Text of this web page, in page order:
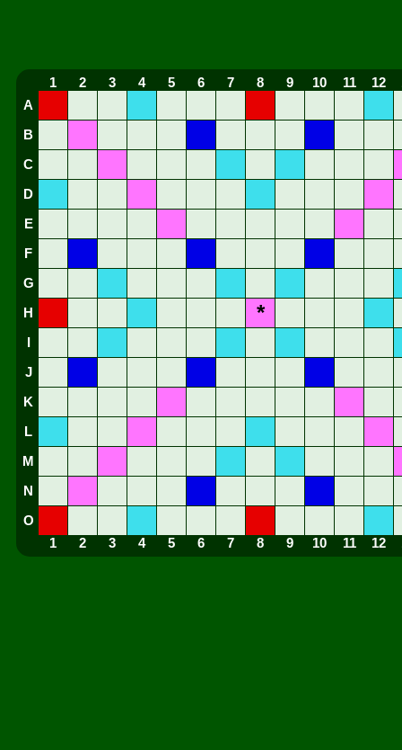
1 2 3 4 5 6 7 8 9 10 11 12
A
B
C
D
E
F
G
H *
I
J
K
L
M
N
O
1
2 3 4 5 6 7 8 9 10 11 12